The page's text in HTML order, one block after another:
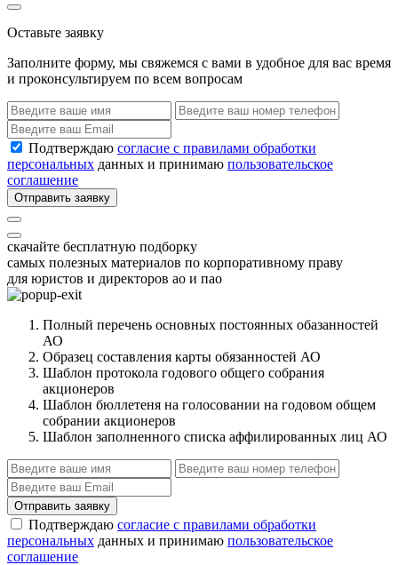
Оставьте заявку
Заполните форму, мы свяжемся с вами в удобное для вас время
и проконсультируем по всем вопросам
Подтверждаю согласие с правилами обработки
персональных данных и принимаю пользовательское
соглашение
Отправить заявку
скачайте бесплатную подборку
самых полезных материалов по корпоративному праву
для юристов и директоров ао и пао
Полный перечень основных постоянных обазанностей
АО
Образец составления карты обязанностей АО
Шаблон протокола годового общего собрания
акционеров
Шаблон бюллетеня на голосовании на годовом общем
собрании акционеров
Шаблон заполненного списка аффилированных лиц АО
Отправить заявку
Подтверждаю согласие с правилами обработки
персональных данных и принимаю пользовательское
соглашение